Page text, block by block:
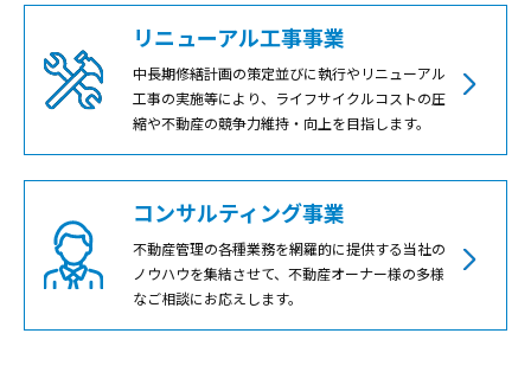
リニューアル工事事業
中長期修繕計画の策定並びに執行やリニューアル
工事の実施等により、ライフサイクルコストの圧
縮や不動産の競争力維持・向上を目指します。
コンサルティング事業
不動産管理の各種業務を網羅的に提供する当社の
ノウハウを集結させて、不動産オーナー様の多様
なご相談にお応えします。